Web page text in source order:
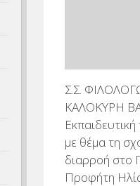
Σ.Σ.
ΚΑΛΟΚΥΡΗ
με θέμα τη
διαρροή στο
Προφήτη